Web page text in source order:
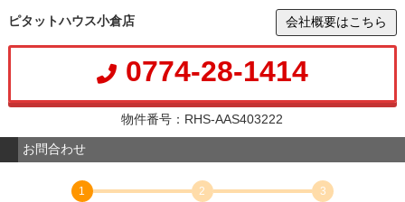
ピタットハウス小倉店 会社概要はこちら
0774-28-1414
物件番号：RHS-AAS403222
お問合わせ
1
2
3